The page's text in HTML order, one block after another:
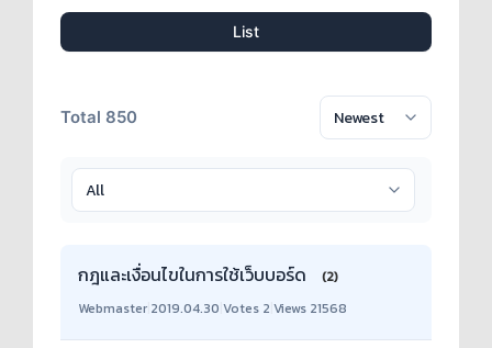
List
Total 850
กฎและเงื่อนไขในการใช้เว็บบอร์ด
(2)
Webmaster 2019.04.30 Votes 2 Views 21568